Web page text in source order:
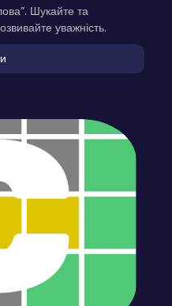
Шукайте та
уважність.